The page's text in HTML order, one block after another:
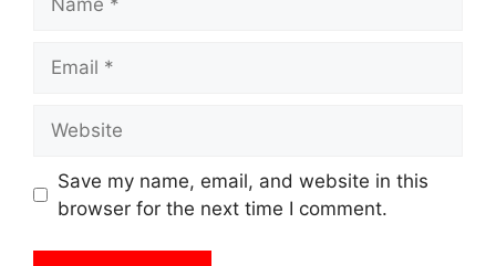
Save my name, email, and website in this
browser for the next time I comment.